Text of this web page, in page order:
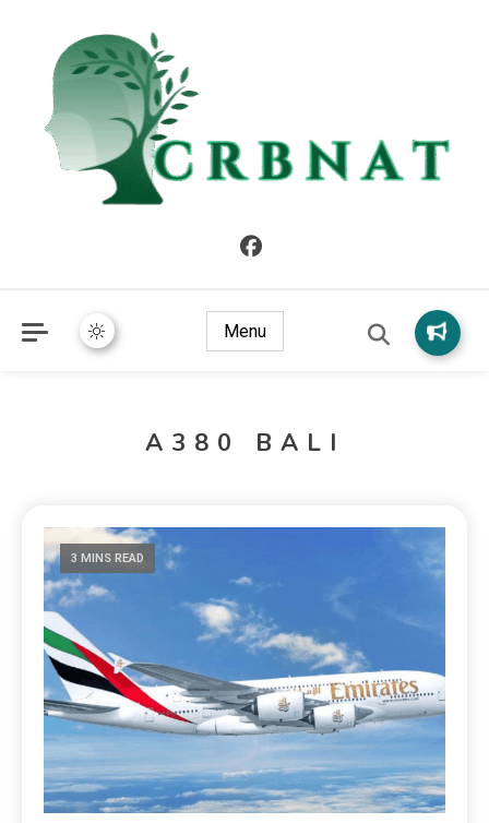
Menu
A380 BALI
3 MINS READ